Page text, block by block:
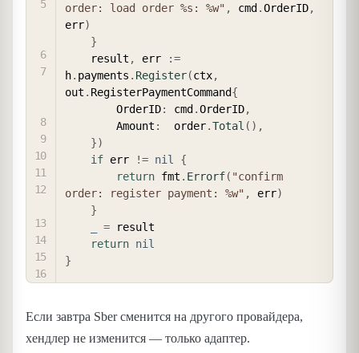
order: load order %s: %w" , cmd .OrderID,
err)
}
    result
, err
:=
h. payments . Register(ctx,
out . RegisterPaymentCommand{
        OrderID
: cmd .OrderID,
        Amount
:
  order
.Total ( ) ,
})
if err != nil
{
return fmt . Errorf( "confirm
order: register payment: %w" , err)
}
= result
return nil
}
Если завтра Sber сменится на другого провайдера,
хендлер не изменится — только адаптер.